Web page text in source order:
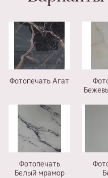
Фотопечать Агат
Фотопечать
Белый мрамор